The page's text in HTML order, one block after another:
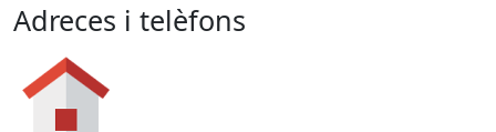
Adreces i telèfons